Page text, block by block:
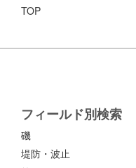
TOP
フィールド別検索
磯
堤防・波止